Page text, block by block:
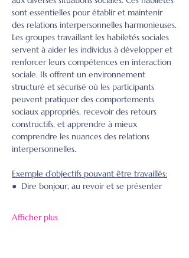
sont essentielles pour établir et maintenir
des relations interpersonnelles harmonieuses.
Les groupes travaillant les habiletés sociales
servent à aider les individus à développer et
renforcer leurs compétences en interaction
sociale. Ils offrent un environnement
structuré et sécurisé où les participants
peuvent pratiquer des comportements
sociaux appropriés, recevoir des retours
constructifs, et apprendre à mieux
comprendre les nuances des relations
interpersonnelles.
Exemple d’objectifs pouvant être travaillés:
●  Dire bonjour, au revoir et se présenter
Afficher plus